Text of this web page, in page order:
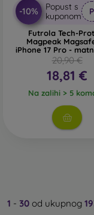
-10%
Popust s
kuponom
Futrola Tech-
Magpeak
iPhone 17 Pro -
20,90 €
18,81 €
Na zalihi > 5
1 - 30 od ukupnog